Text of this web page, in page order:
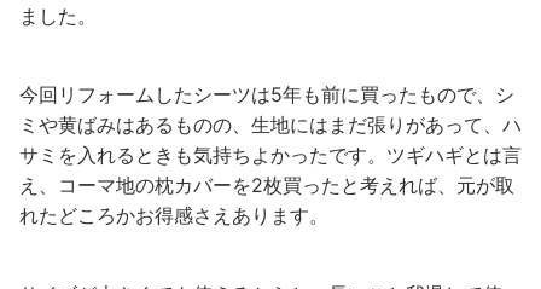
ました。
今回リフォームしたシーツは5年も前に買ったもので、シ
ミや黄ばみはあるものの、生地にはまだ張りがあって、ハ
サミを入れるときも気持ちよかったです。ツギハギとは言
え、コーマ地の枕カバーを2枚買ったと考えれば、元が取
れたどころかお得感さえあります。